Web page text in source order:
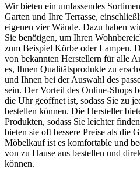
Wir bieten ein umfassendes
Garten und Ihre Terrasse,
eigenen vier Wände. Dazu haben
Sie benötigen, um Ihren
zum Beispiel Körbe oder Lampen.
von bekannten Herstellern für alle
es, Ihnen Qualitätsprodukte zu
und Ihnen bei der Auswahl des
sein. Der Vorteil des Online-Shops
die Uhr geöffnet ist, sodass Sie zu
bestellen können. Die Hersteller
Produkten, sodass Sie leichter
bieten sie oft bessere Preise als die
Möbelkauf ist es komfortable und
von zu Hause aus bestellen und
können.